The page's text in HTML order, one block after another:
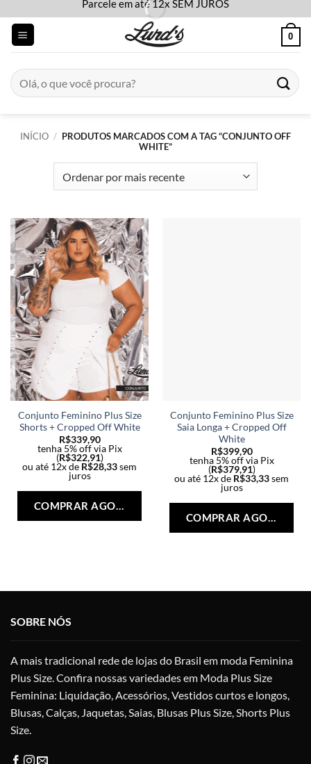
content
Parcele em até 12x SEM JUROS
0
Pesquisar
por:
INÍCIO / PRODUTOS MARCADOS COM A TAG “CONJUNTO OFF
WHITE”
Conjunto Feminino Plus Size
Shorts + Cropped Off White
R$339,90
tenha 5% off via Pix
(R$322,91)
ou até 12x de R$28,33sem
juros
COMPRAR AGORA
produto
podem
do
produto
Conjunto Feminino Plus Size
Saia Longa + Cropped Off
White
R$399,90
tenha 5% off via Pix
(R$379,91)
ou até 12x de R$33,33sem
juros
COMPRAR AGORA
SOBRE NÓS
A mais tradicional rede de lojas do Brasil em moda Feminina
Plus Size. Confira nossas variedades em Moda Plus Size
Feminina: Liquidação, Acessórios, Vestidos curtos e longos,
Blusas, Calças, Jaquetas, Saias, Blusas Plus Size, Shorts Plus
Size.